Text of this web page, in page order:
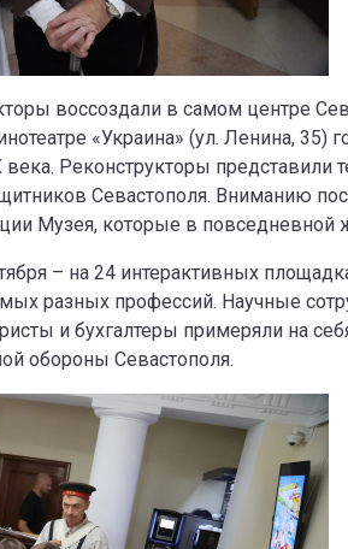
воссоздали в самом центре
«Украина» (ул. Ленина, 35)
Реконструкторы представили
Севастополя. Вниманию
Музея, которые в повседневной
– на 24 интерактивных
разных профессий. Научные
и бухгалтеры примеряли на
обороны Севастополя.